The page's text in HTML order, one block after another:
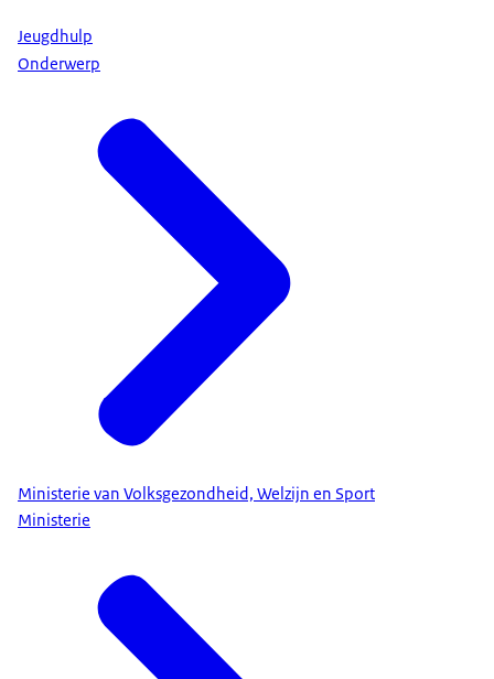
Jeugdhulp
Onderwerp
Ministerie van Volksgezondheid, Welzijn en Sport
Ministerie